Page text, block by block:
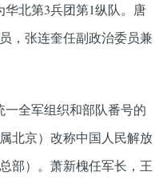
北第3兵团第1纵队。唐
，张连奎任副政治委员兼
一全军组织和部队番号的
北京）改称中国人民解放
部）。萧新槐任军长，王